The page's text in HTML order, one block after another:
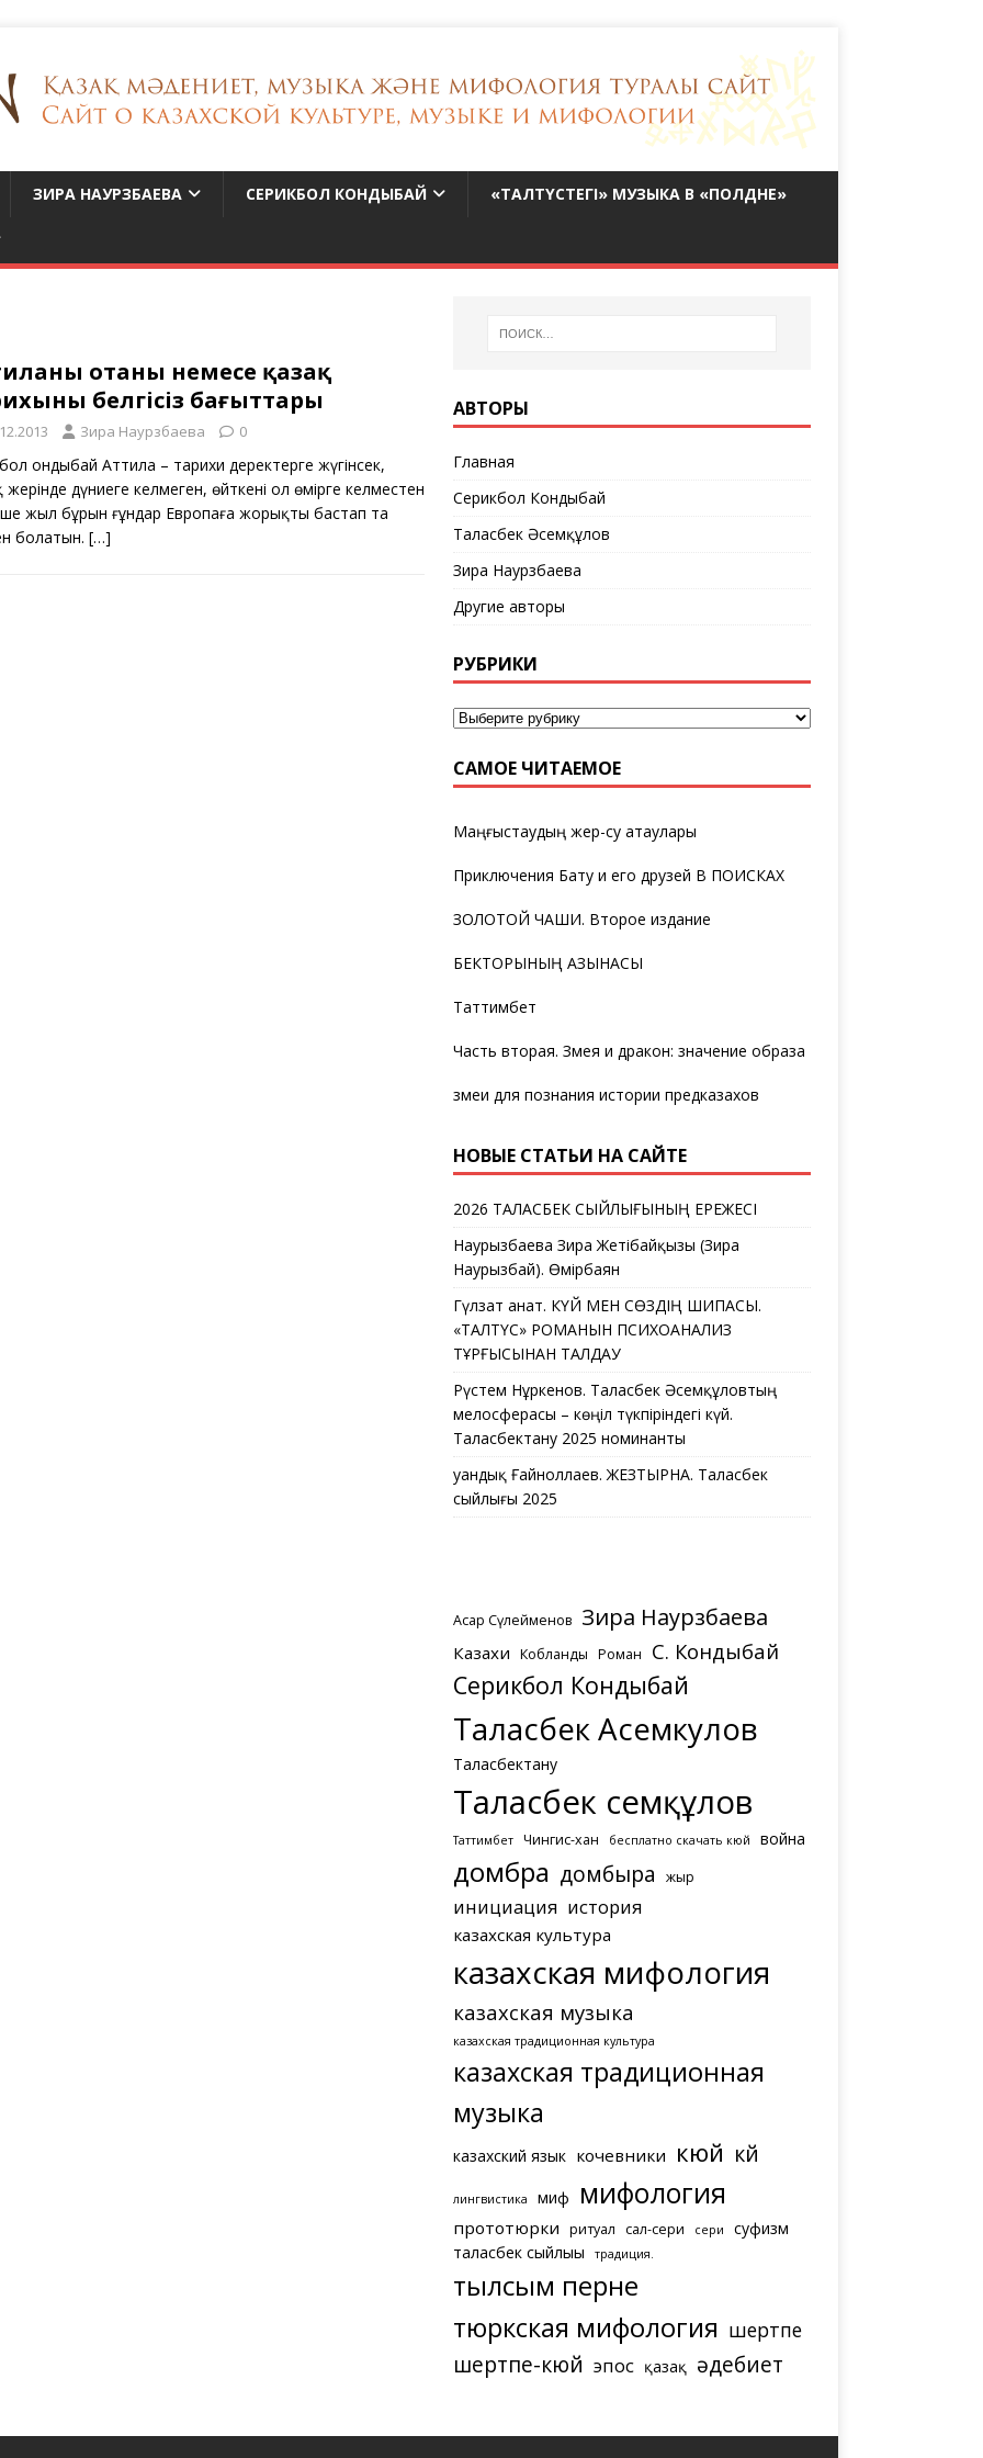
ЗИРА НАУРЗБАЕВА СЕРИКБОЛ КОНДЫБАЙ «ТАЛТҮСТЕГІ» МУЗЫКА В «ПОЛДНЕ»
отаны немесе қазақ
белгісіз бағыттары
Зира Наурзбаева 0
Қондыбай Аттила – тарихи деректерге жүгінсек,
жерінде дүниеге келмеген, өйткені ол өмірге келместен
жыл бұрын ғұндар Европаға жорықты бастап та
болатын. […]
АВТОРЫ
Главная
Серикбол Кондыбай
Таласбек Әсемқұлов
Зира Наурзбаева
Другие авторы
РУБРИКИ
САМОЕ ЧИТАЕМОЕ
Маңғыстаудың жер-су атаулары
Приключения Бату и его друзей В ПОИСКАХ
ЗОЛОТОЙ ЧАШИ. Второе издание
БЕКТОРЫНЫҢ ҚАЗЫНАСЫ
Таттимбет
Часть вторая. Змея и дракон: значение образа
змеи для познания истории предказахов
НОВЫЕ СТАТЬИ НА САЙТЕ
2026 ТАЛАСБЕК СЫЙЛЫҒЫНЫҢ ЕРЕЖЕСІ
Наурызбаева Зира Жетібайқызы (Зира
Наурызбай). Өмірбаян
Гүлзат Қанат. КҮЙ МЕН СӨЗДІҢ ШИПАСЫ.
«ТАЛТҮС» РОМАНЫН ПСИХОАНАЛИЗ
ТҰРҒЫСЫНАН ТАЛДАУ
Рүстем Нұркенов. Таласбек Әсемқұловтың
мелосферасы – көңіл түкпіріндегі күй.
Таласбектану 2025 номинанты
Қуандық Ғайноллаев. ЖЕЗТЫРНАҚ. Таласбек
сыйлығы 2025
Асқар Сүлейменов Зира Наурзбаева
Казахи Кобланды Роман С. Кондыбай
Серикбол Кондыбай
Таласбек Асемкулов
Таласбектану
Таласбек Әсемқұлов
Таттимбет Чингис-хан бесплатно скачать кюй война
домбра домбыра жыр
инициация история
казахская культура
казахская мифология
казахская музыка
казахская традиционная культура
казахская традиционная
музыка
казахский язык кочевники кюй күй
лингвистика миф мифология
прототюрки ритуал сал-сери сери
суфизм
таласбек сыйлығы
традиция.
тылсым перне
тюркская мифология шертпе
шертпе-кюй эпос қазақ әдебиет